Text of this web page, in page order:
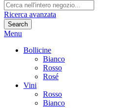
Ricerca avanzata
Search
Menu
Bollicine
Bianco
Rosso
Rosé
Vini
Rosso
Bianco